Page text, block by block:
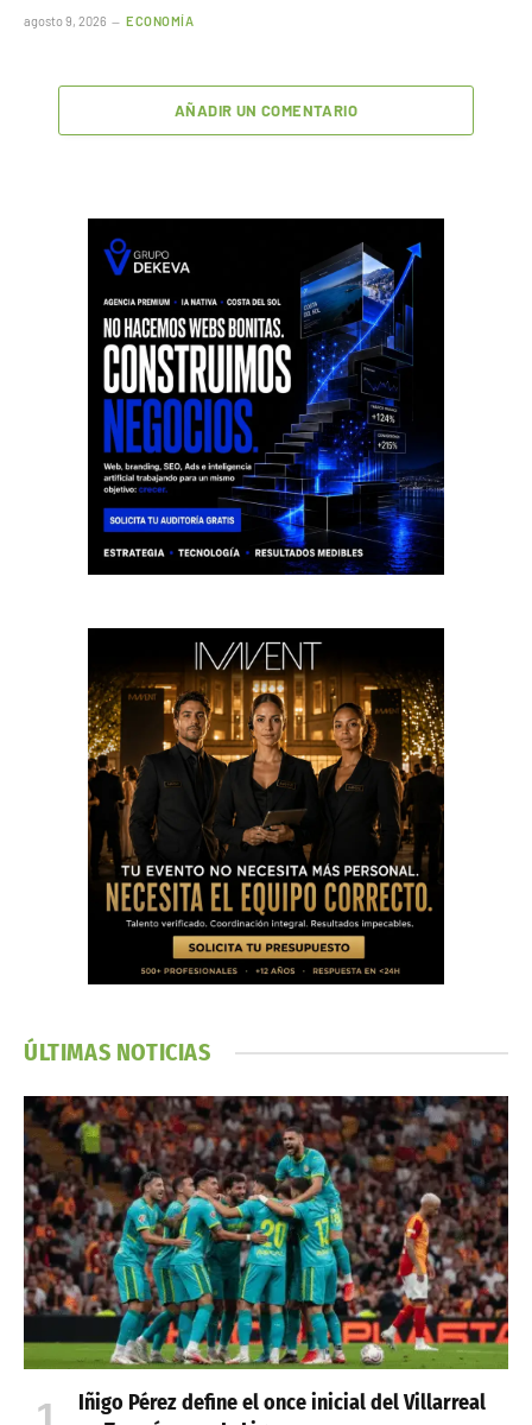
agosto 9, 2026 ECONOMÍA
AÑADIR UN COMENTARIO
ÚLTIMAS NOTICIAS
Iñigo Pérez define el once inicial del Villarreal